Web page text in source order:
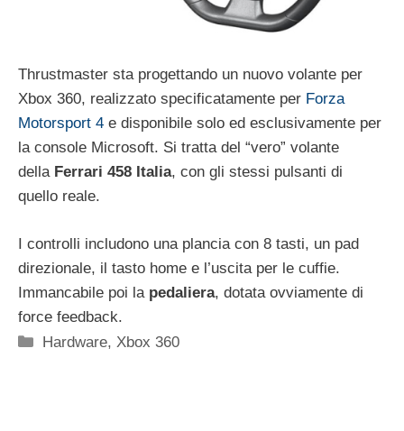
Thrustmaster sta progettando un nuovo volante per
Xbox 360, realizzato specificatamente per Forza
Motorsport 4 e disponibile solo ed esclusivamente per
la console Microsoft. Si tratta del “vero” volante
della Ferrari 458 Italia, con gli stessi pulsanti di
quello reale.
I controlli includono una plancia con 8 tasti, un pad
direzionale, il tasto home e l’uscita per le cuffie.
Immancabile poi la pedaliera, dotata ovviamente di
force feedback.
Categorie
Hardware, Xbox 360